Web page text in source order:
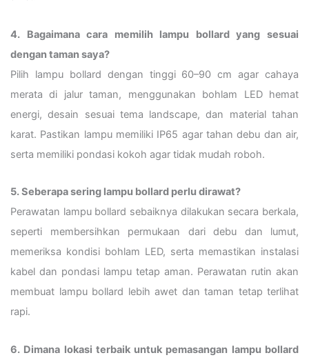
4. Bagaimana cara memilih lampu bollard yang sesuai
dengan taman saya?
Pilih lampu bollard dengan tinggi 60–90 cm agar cahaya
merata di jalur taman, menggunakan bohlam LED hemat
energi, desain sesuai tema landscape, dan material tahan
karat. Pastikan lampu memiliki IP65 agar tahan debu dan air,
serta memiliki pondasi kokoh agar tidak mudah roboh.
5. Seberapa sering lampu bollard perlu dirawat?
Perawatan lampu bollard sebaiknya dilakukan secara berkala,
seperti membersihkan permukaan dari debu dan lumut,
memeriksa kondisi bohlam LED, serta memastikan instalasi
kabel dan pondasi lampu tetap aman. Perawatan rutin akan
membuat lampu bollard lebih awet dan taman tetap terlihat
rapi.
6. Dimana lokasi terbaik untuk pemasangan lampu bollard